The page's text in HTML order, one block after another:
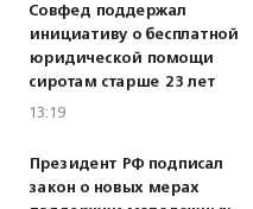
Совфед поддержал
инициативу о бесплатной
юридической помощи
сиротам старше 23 лет
13:19
Президент РФ подписал
закон о новых мерах